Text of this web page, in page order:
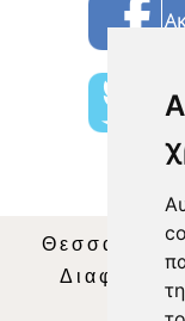
Θεσσαλία
Διαφήμιση